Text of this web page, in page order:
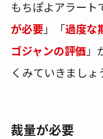
もちぽよアラート
が必要」「過度な
ゴジャンの評価」
くみていきましょ
裁量が必要